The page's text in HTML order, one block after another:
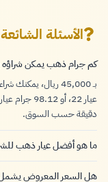
الأسئلة الشائعة
كم جرام ذهب يمكن شراؤه بـ 45,000
دقيقة حسب السوق.
ما هو أفضل عيار ذهب
هل السعر المعروض